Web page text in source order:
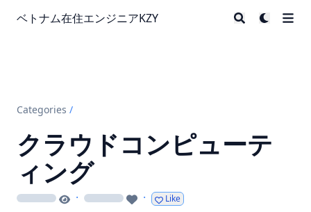
ベトナム在住エンジニアKZY
Categories /
クラウドコンピューテ
ィング
loading · loading · Like